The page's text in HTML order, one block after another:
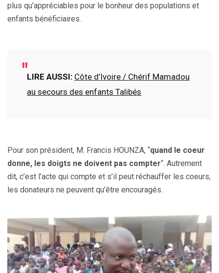
plus qu’appréciables pour le bonheur des populations et
enfants bénéficiaires.
LIRE AUSSI: Côte d’Ivoire / Chérif Mamadou
au secours des enfants Talibés
Pour son président, M. Francis HOUNZA, “quand le coeur
donne, les doigts ne doivent pas compter“. Autrement
dit, c’est l’acte qui compte et s’il peut réchauffer les coeurs,
les donateurs ne peuvent qu’être encouragés.